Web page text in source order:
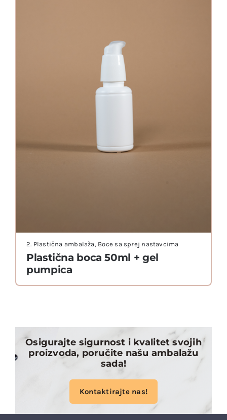
Plastična boca 50ml + gel
pumpica
2. Plastična ambalaža, Boce sa sprej nastavcima
Osigurajte sigurnost i kvalitet svojih
proizvoda, poručite našu ambalažu
sada!
Kontaktirajte nas!